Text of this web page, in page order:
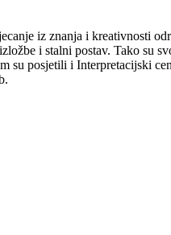
iz znanja i kreativnosti
i stalni postav. Tako su
su posjetili i Interpretacijski